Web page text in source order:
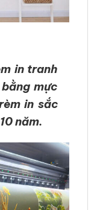
in tranh
mực
in sắc
năm.